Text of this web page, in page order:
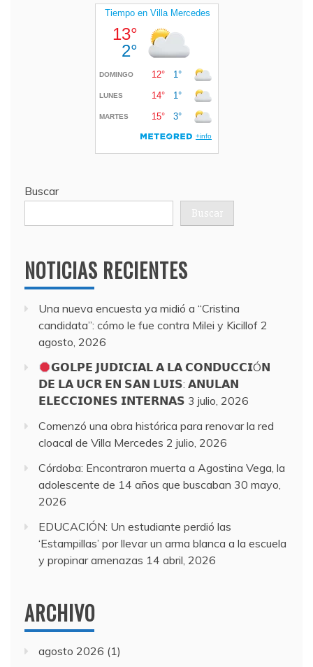
Buscar
Buscar
NOTICIAS RECIENTES
Una nueva encuesta ya midió a “Cristina
candidata”: cómo le fue contra Milei y Kicillof 2
agosto, 2026
𝗚𝗢𝗟𝗣𝗘 𝗝𝗨𝗗𝗜𝗖𝗜𝗔𝗟 𝗔 𝗟𝗔 𝗖𝗢𝗡𝗗𝗨𝗖𝗖𝗜Ó𝗡
𝗗𝗘 𝗟𝗔 𝗨𝗖𝗥 𝗘𝗡 𝗦𝗔𝗡 𝗟𝗨𝗜𝗦: 𝗔𝗡𝗨𝗟𝗔𝗡
𝗘𝗟𝗘𝗖𝗖𝗜𝗢𝗡𝗘𝗦 𝗜𝗡𝗧𝗘𝗥𝗡𝗔𝗦 3 julio, 2026
Comenzó una obra histórica para renovar la red
cloacal de Villa Mercedes 2 julio, 2026
Córdoba: Encontraron muerta a Agostina Vega, la
adolescente de 14 años que buscaban 30 mayo,
2026
EDUCACIÓN: Un estudiante perdió las
‘Estampillas’ por llevar un arma blanca a la escuela
y propinar amenazas 14 abril, 2026
ARCHIVO
agosto 2026 (1)